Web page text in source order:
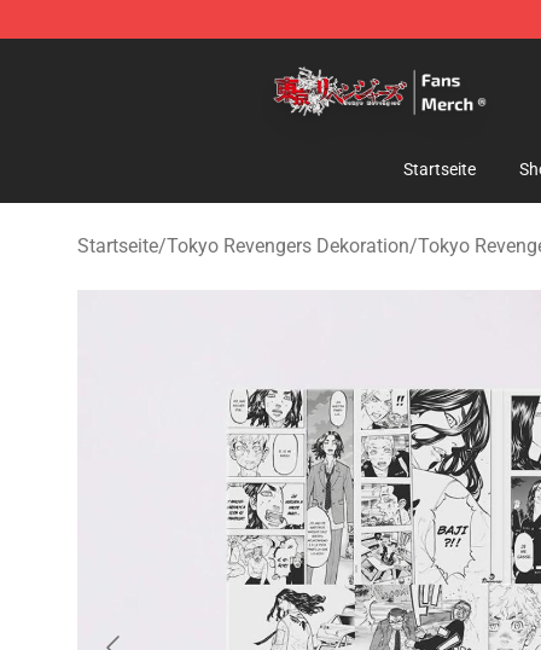
Startseite
Startseite/Tokyo Revengers Dekoration/Tokyo